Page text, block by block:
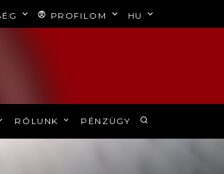
PROFILOM HU
RÓLUNK PÉNZÜGY